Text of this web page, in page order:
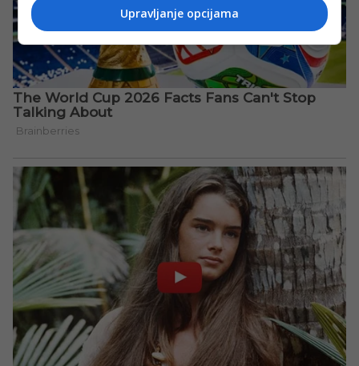
Upravljanje opcijama